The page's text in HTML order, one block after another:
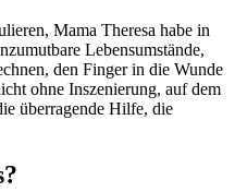
Mama Theresa habe in
Lebensumstände,
den Finger in die Wunde
ohne Inszenierung, auf dem
überragende Hilfe, die